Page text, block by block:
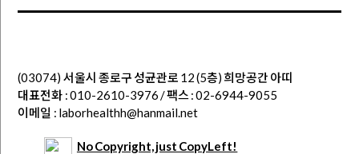
(03074) 서울시 종로구 성균관로 12 (5층) 희망공간 아띠
대표전화 : 010-2610-3976 / 팩스 : 02-6944-9055
이메일 : laborhealthh@hanmail.net
No Copyright, just CopyLeft!